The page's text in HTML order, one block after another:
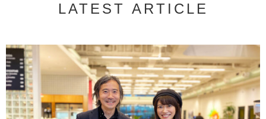
LATEST ARTICLE